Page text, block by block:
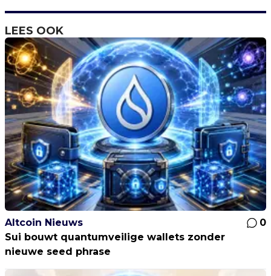
LEES OOK
Altcoin Nieuws
0
Sui bouwt quantumveilige wallets zonder
nieuwe seed phrase